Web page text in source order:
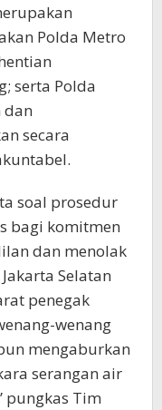
Polda Metro
serta Polda
dan
secara
soal prosedur
bagi komitmen
dan menolak
Selatan
penegak
wenang
mengaburkan
serangan air
pungkas Tim